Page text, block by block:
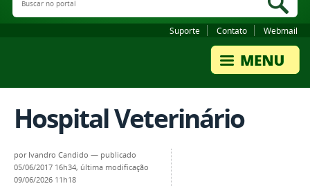
Suporte Contato Webmail
Hospital Veterinário
por Ivandro Candido — publicado
05/06/2017 16h34, última modificação
09/06/2026 11h18